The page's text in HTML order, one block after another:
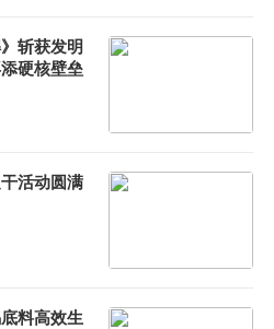
斩获发明
硬核壁垒
活动圆满
料高效生